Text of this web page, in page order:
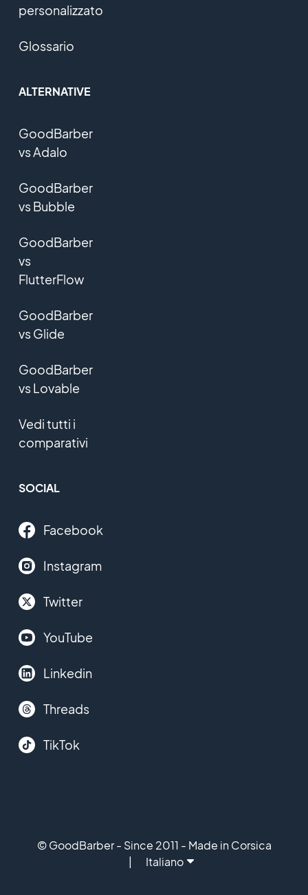
personalizzato
Glossario
ALTERNATIVE
GoodBarber
vs Adalo
GoodBarber
vs Bubble
GoodBarber
vs
FlutterFlow
GoodBarber
vs Glide
GoodBarber
vs Lovable
Vedi tutti i
comparativi
SOCIAL
Facebook
Instagram
Twitter
YouTube
Linkedin
Threads
TikTok
© GoodBarber - Since 2011 - Made in Corsica
Italiano